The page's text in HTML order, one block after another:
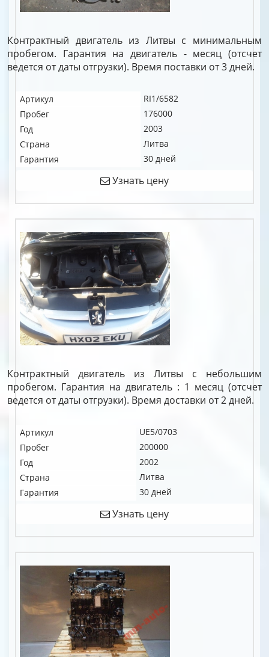
Контрактный двигатель из Литвы с минимальным
пробегом. Гарантия на двигатель - месяц (отсчет
ведется от даты отгрузки). Время поставки от 3 дней.
Артикул
RI1/6582
Пробег
176000
Год
2003
Страна
Литва
Гарантия
30 дней
Узнать цену
Контрактный двигатель из Литвы с небольшим
пробегом. Гарантия на двигатель : 1 месяц (отсчет
ведется от даты отгрузки). Время доставки от 2 дней.
Артикул
UE5/0703
Пробег
200000
Год
2002
Страна
Литва
Гарантия
30 дней
Узнать цену